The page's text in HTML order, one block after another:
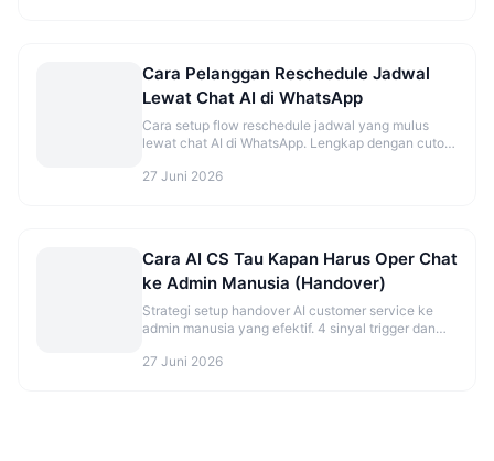
Cara Pelanggan Reschedule Jadwal
Lewat Chat AI di WhatsApp
Cara setup flow reschedule jadwal yang mulus
lewat chat AI di WhatsApp. Lengkap dengan cutoff
27 Juni 2026
Cara AI CS Tau Kapan Harus Oper Chat
ke Admin Manusia (Handover)
Strategi setup handover AI customer service ke
admin manusia yang efektif. 4 sinyal trigger dan
27 Juni 2026